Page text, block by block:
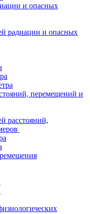
и опасных
радиации и опасных
перемещений и
расстояний,